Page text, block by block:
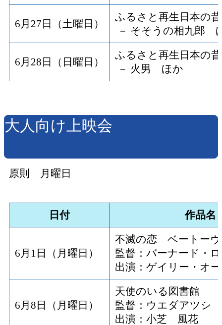
6月27日（土曜日）
ふるさと再生日本の
－ そそうの相九郎
6月28日（日曜日）
ふるさと再生日本の
－ 火男 ほか
大人向け上映会
原則 月曜日
日付 作品名
6月1日（月曜日）
不滅の恋 ベートー
監督：バーナード・
出演：ゲイリー・オ
6月8日（月曜日）
天使のいる図書館
監督：ウエダアツシ
出演：小芝 風花